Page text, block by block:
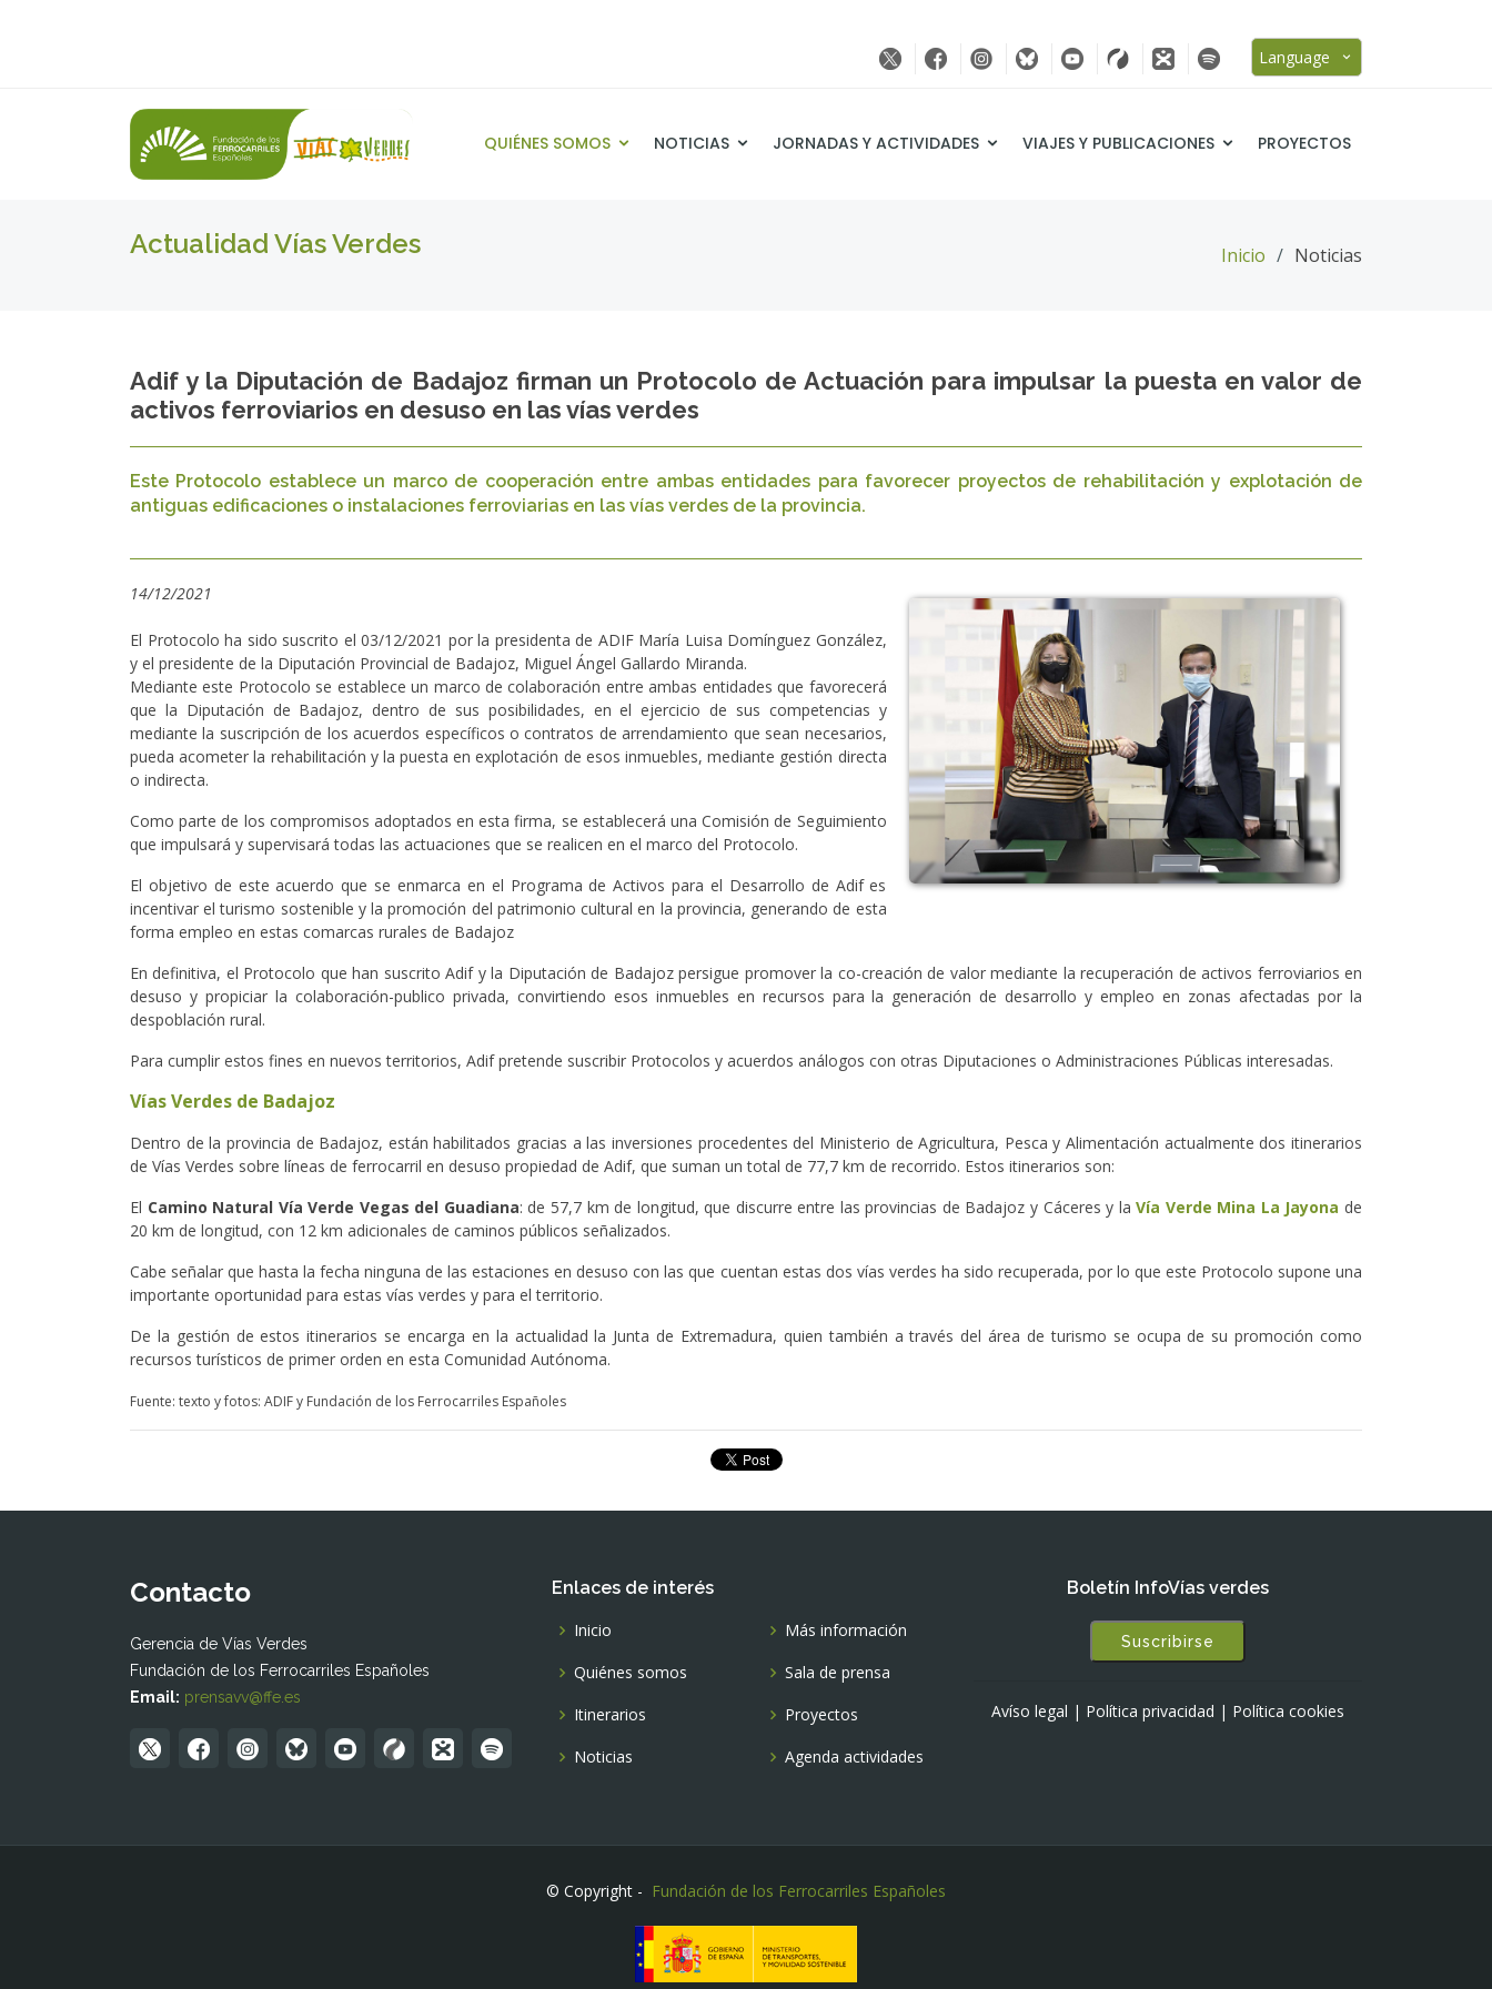
Language
QUIÉNES SOMOS NOTICIAS JORNADAS Y ACTIVIDADES VIAJES Y PUBLICACIONES PROYECTOS
Actualidad Vías Verdes Inicio Noticias
Adif y la Diputación de Badajoz firman un Protocolo de Actuación para impulsar la puesta en valor de
activos ferroviarios en desuso en las vías verdes
Este Protocolo establece un marco de cooperación entre ambas entidades para favorecer proyectos de rehabilitación y explotación de
antiguas edificaciones o instalaciones ferroviarias en las vías verdes de la provincia.
14/12/2021
El Protocolo ha sido suscrito el 03/12/2021 por la presidenta de ADIF María Luisa Domínguez González,
y el presidente de la Diputación Provincial de Badajoz, Miguel Ángel Gallardo Miranda.
Mediante este Protocolo se establece un marco de colaboración entre ambas entidades que favorecerá
que la Diputación de Badajoz, dentro de sus posibilidades, en el ejercicio de sus competencias y
mediante la suscripción de los acuerdos específicos o contratos de arrendamiento que sean necesarios,
pueda acometer la rehabilitación y la puesta en explotación de esos inmuebles, mediante gestión directa
o indirecta.
Como parte de los compromisos adoptados en esta firma, se establecerá una Comisión de Seguimiento
que impulsará y supervisará todas las actuaciones que se realicen en el marco del Protocolo.
El objetivo de este acuerdo que se enmarca en el Programa de Activos para el Desarrollo de Adif es
incentivar el turismo sostenible y la promoción del patrimonio cultural en la provincia, generando de esta
forma empleo en estas comarcas rurales de Badajoz
En definitiva, el Protocolo que han suscrito Adif y la Diputación de Badajoz persigue promover la co-creación de valor mediante la recuperación de activos ferroviarios en
desuso y propiciar la colaboración-publico privada, convirtiendo esos inmuebles en recursos para la generación de desarrollo y empleo en zonas afectadas por la
despoblación rural.
Para cumplir estos fines en nuevos territorios, Adif pretende suscribir Protocolos y acuerdos análogos con otras Diputaciones o Administraciones Públicas interesadas.
Vías Verdes de Badajoz
Dentro de la provincia de Badajoz, están habilitados gracias a las inversiones procedentes del Ministerio de Agricultura, Pesca y Alimentación actualmente dos itinerarios
de Vías Verdes sobre líneas de ferrocarril en desuso propiedad de Adif, que suman un total de 77,7 km de recorrido. Estos itinerarios son:
El Camino Natural Vía Verde Vegas del Guadiana: de 57,7 km de longitud, que discurre entre las provincias de Badajoz y Cáceres y laVía Verde Mina La Jayona de
20 km de longitud, con 12 km adicionales de caminos públicos señalizados.
Cabe señalar que hasta la fecha ninguna de las estaciones en desuso con las que cuentan estas dos vías verdes ha sido recuperada, por lo que este Protocolo supone una
importante oportunidad para estas vías verdes y para el territorio.
De la gestión de estos itinerarios se encarga en la actualidad la Junta de Extremadura, quien también a través del área de turismo se ocupa de su promoción como
recursos turísticos de primer orden en esta Comunidad Autónoma.
Fuente: texto y fotos: ADIF y Fundación de los Ferrocarriles Españoles
Contacto
Gerencia de Vías Verdes
Fundación de los Ferrocarriles Españoles
Email: prensavv@ffe.es
Enlaces de interés
Inicio
Quiénes somos
Itinerarios
Noticias
Más información
Sala de prensa
Proyectos
Agenda actividades
Boletín InfoVías verdes
Suscribirse
Avíso legal | Política privacidad | Política cookies
© Copyright - Fundación de los Ferrocarriles Españoles